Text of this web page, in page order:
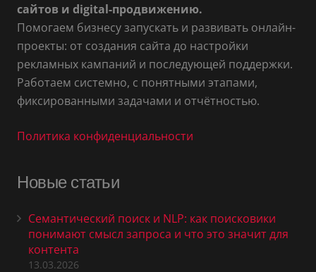
сайтов и digital-продвижению.
Помогаем бизнесу запускать и развивать онлайн-
проекты: от создания сайта до настройки
рекламных кампаний и последующей поддержки.
Работаем системно, с понятными этапами,
фиксированными задачами и отчётностью.
Политика конфиденциальности
Новые статьи
Семантический поиск и NLP: как поисковики
понимают смысл запроса и что это значит для
контента
13.03.2026